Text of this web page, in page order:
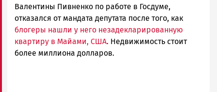
Валентины Пивненко по работе в Госдуме,
отказался от мандата депутата после того, как
блогеры нашли у него незадекларированную
квартиру в Майами, США. Недвижимость стоит
более миллиона долларов.